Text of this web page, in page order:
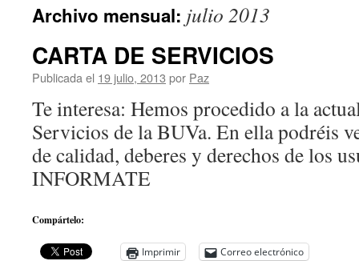
Archivo mensual: julio 2013
CARTA DE SERVICIOS
Publicada el 19 julio, 2013 por Paz
Te interesa: Hemos procedido a la
Servicios de la BUVa. En ella podréis
de calidad, deberes y derechos de los
INFORMATE
Compártelo:
Imprimir Correo electrónico